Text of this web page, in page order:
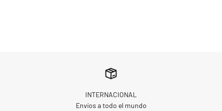
INTERNACIONAL
Envíos a todo el mundo